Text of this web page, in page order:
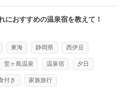
におすすめの温泉宿を教えて！
東海 静岡県 西伊豆
堂ヶ島温泉 温泉宿 夕日
付き 家族旅行